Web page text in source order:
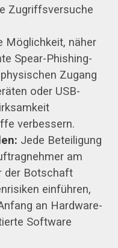
Zugriffsversuche
Möglichkeit, näher
Spear-Phishing-
Zugang
oder USB-
verbessern.
Jede Beteiligung
am
der Botschaft
einführen,
an Hardware-
Software